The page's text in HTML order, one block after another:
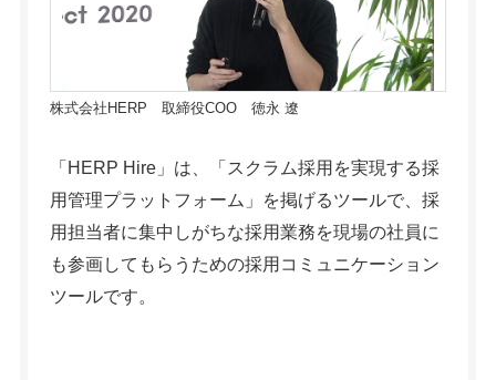
株式会社HERP 取締役COO 徳永 遼
「HERP Hire」は、「スクラム採用を実現する採
用管理プラットフォーム」を掲げるツールで、採
用担当者に集中しがちな採用業務を現場の社員に
も参画してもらうための採用コミュニケーション
ツールです。